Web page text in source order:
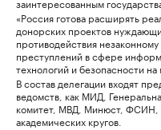
«Россия готова расширять
донорских проектов
противодействия
преступлений в сфере
технологий и безопасности
В состав делегации входят
ведомств, как МИД,
комитет, МВД, Минюст, ФСИН,
академических кругов.